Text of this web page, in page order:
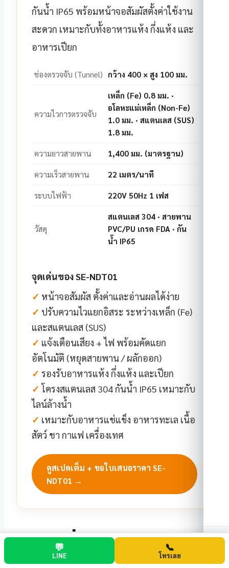
กันน้ำ IP65 พร้อมหน้าจอสัมผัสตั้งค่าใช้งาน
สะดวก เหมาะกับทั้งอาหารแห้ง กึ่งแห้ง และ
อาหารเปียก
ช่องตรวจจับ (Tunnel) กว้าง 400 × สูง 100 มม.
ความไวการตรวจจับ
เหล็ก (Fe) 0.8 มม. ·
อโลหะแม่เหล็ก (Non-Fe)
1.0 มม. · สแตนเลส (SUS)
1.8 มม.
ความยาวสายพาน 1,400 มม. (มาตรฐาน)
ความเร็วสายพาน 22 เมตร/นาที
ระบบไฟฟ้า 220V 50Hz 1 เฟส
วัสดุ
สแตนเลส 304 · สายพาน
PVC/PU เกรด FDA · กัน
น้ำ IP65
จุดเด่นของ SE-NDT01
✓ หน้าจอสัมผัส ตั้งค่าและอ่านผลได้ง่าย
✓ ปรับความไวแยกอิสระ ระหว่างเหล็ก (Fe)
และสแตนเลส (SUS)
✓ แจ้งเตือนเสียง + ไฟ พร้อมคัดแยก
อัตโนมัติ (หยุดสายพาน / ผลักออก)
✓ รองรับอาหารแห้ง กึ่งแห้ง และเปียก
✓ โครงสแตนเลส 304 กันน้ำ IP65 เหมาะกับ
ไลน์ล้างน้ำ
✓ เหมาะกับอาหารแช่แข็ง อาหารทะเล เนื้อ
สัตว์ ชา กาแฟ เครื่องเทศ
ดูสเปคเต็ม + ขอใบเสนอราคา SE-
NDT01 →
สรุป เครื่องตรวจจับโลหะใน
💬
LINE
📞
โทรเลย